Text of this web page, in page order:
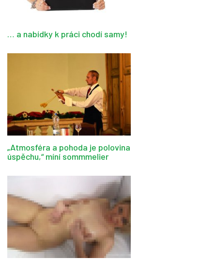
… a nabídky k práci chodí samy!
„Atmosféra a pohoda je polovina
úspěchu,“ míní sommmelier